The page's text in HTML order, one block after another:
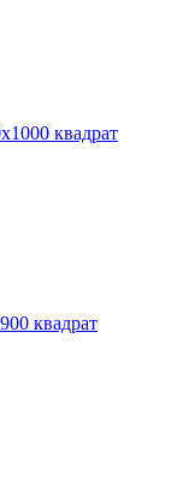
квадрат
квадрат